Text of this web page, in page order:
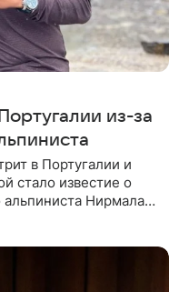
из-за
в Португалии и
стало известие о
альпиниста Нирмала